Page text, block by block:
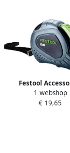
Festool
MEETLINT MB 5M
1 webshop
€ 19,65